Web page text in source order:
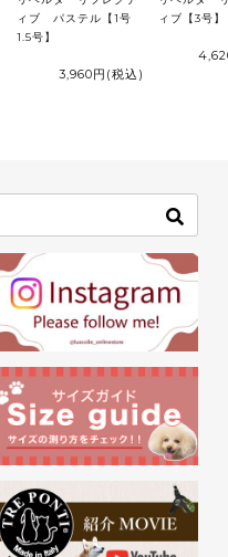
ィブ パステル【1号
1.5号】
3,960円 (税込)
ィブ【3号】